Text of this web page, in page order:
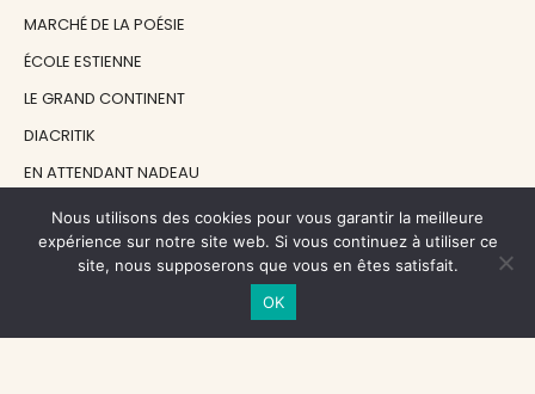
MARCHÉ DE LA POÉSIE
ÉCOLE ESTIENNE
LE GRAND CONTINENT
DIACRITIK
EN ATTENDANT NADEAU
NOS SOUTIENS
Nous utilisons des cookies pour vous garantir la meilleure
expérience sur notre site web. Si vous continuez à utiliser ce
site, nous supposerons que vous en êtes satisfait.
OK